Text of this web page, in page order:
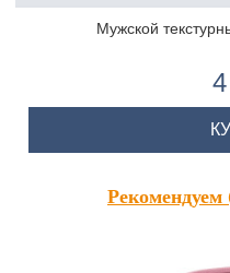
Мужской
Рекомендуем